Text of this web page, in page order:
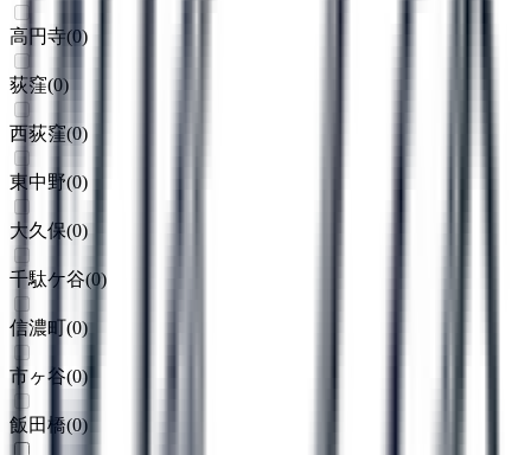
高円寺(0)
荻窪(0)
西荻窪(0)
東中野(0)
大久保(0)
千駄ケ谷(0)
信濃町(0)
市ヶ谷(0)
飯田橋(0)